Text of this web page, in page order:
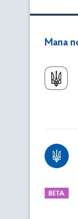
Мапа
Про